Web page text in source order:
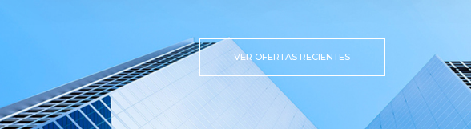
VER OFERTAS RECIENTES